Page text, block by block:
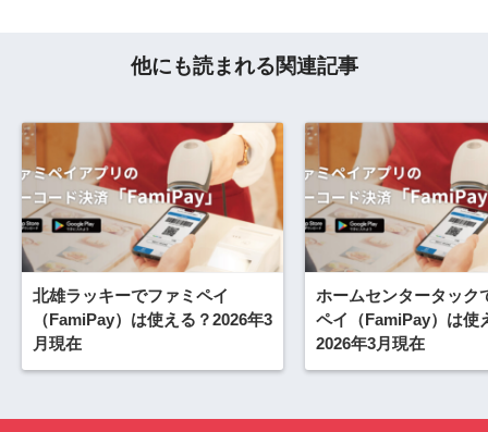
他にも読まれる関連記事
北雄ラッキーでファミペイ
（FamiPay）は使える？2026年3
月現在
ホームセンタータック
ペイ（FamiPay）は使
2026年3月現在